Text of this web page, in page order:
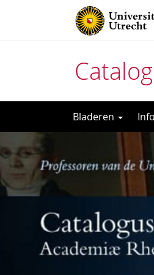
naar
het
inhoud
Bladeren